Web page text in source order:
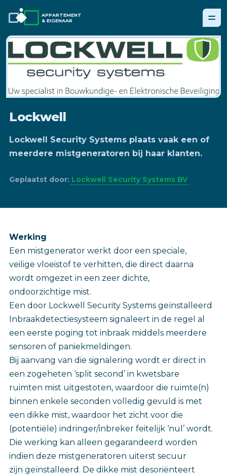
APPARTEMENT
& EIGENAAR
Lockwell
Lockwell Security Systems plaats vaak een of
meerdere mistgeneratoren bij haar klanten.
Geplaatst door: Lockwell Security Systems BV
‎Werking
Een mistgenerator werkt door een speciale,
veilige vloeistof te verhitten, die direct daarna
wordt omgezet in een zeer dichte,
ondoorzichtige mist.
Een door Lockwell Security Systems geïnstalleerd
Inbraakdetectiesysteem signaleert in de regel al
een eerste poging tot inbraak middels meerdere
sensoren of paniekmeldingen.
Bij aanvang van die signalering wordt er direct in
een zogeheten ‘split second’ in kwetsbare
ruimten mist uitgestoten, waardoor die ruimte(n)
binnen enkele seconden volledig gevuld is met
een dikke mist, waardoor het zicht voor die
(potentiële) indringer/inbreker feitelijk ‘nul’ wordt.
Die werking kan alleen gegarandeerd worden
indien deze mistgeneratoren uiterst secuur
zijn geïnstalleerd. De dikke mist desoriënteert